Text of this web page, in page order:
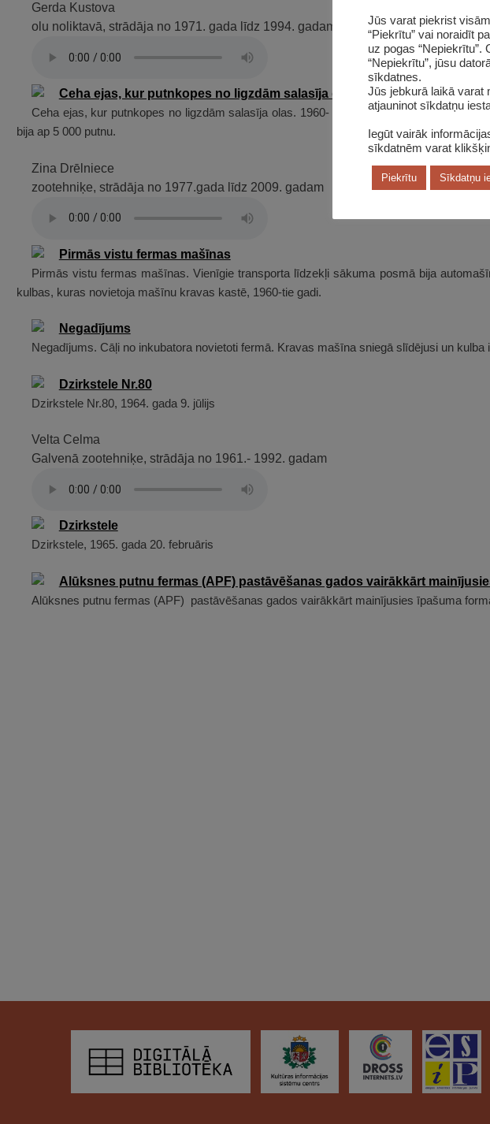
Gerda Kustova
olu noliktavā, strādāja no 1971. gada līdz 1994. gadam
Ceha ejas, kur putnkopes no ligzdām salasīja olas. 1960- tie gadi. Putnkopējas visus
bija ap 5 000 putnu.
Zina Drēlniece
zootehniķe, strādāja no 1977.gada līdz 2009. gadam
Pirmās vistu fermas mašīnas. Vienīgie transporta līdzekļi sākuma posmā bija
kulbas, kuras novietoja mašīnu kravas kastē, 1960-tie gadi.
Negadījums. Cāļi no inkubatora novietoti fermā. Kravas mašīna sniegā slīdējusi un
Dzirkstele Nr.80, 1964. gada 9. jūlijs
Velta Celma
Galvenā zootehniķe, strādāja no 1961.- 1992. gadam
Dzirkstele, 1965. gada 20. februāris
Alūksnes putnu fermas (APF) pastāvēšanas gados vairākkārt mainījusies īpašuma
Jūs varat piekrist
“Piekrītu” vai noraidīt
uz pogas
“Nepiekrītu”, jūsu
sīkdatnes.
Jūs jebkurā laikā varat
atjauninot sīkdatņu
Iegūt vairāk
sīkdatnēm varat
Piekrītu Sīkdatņu